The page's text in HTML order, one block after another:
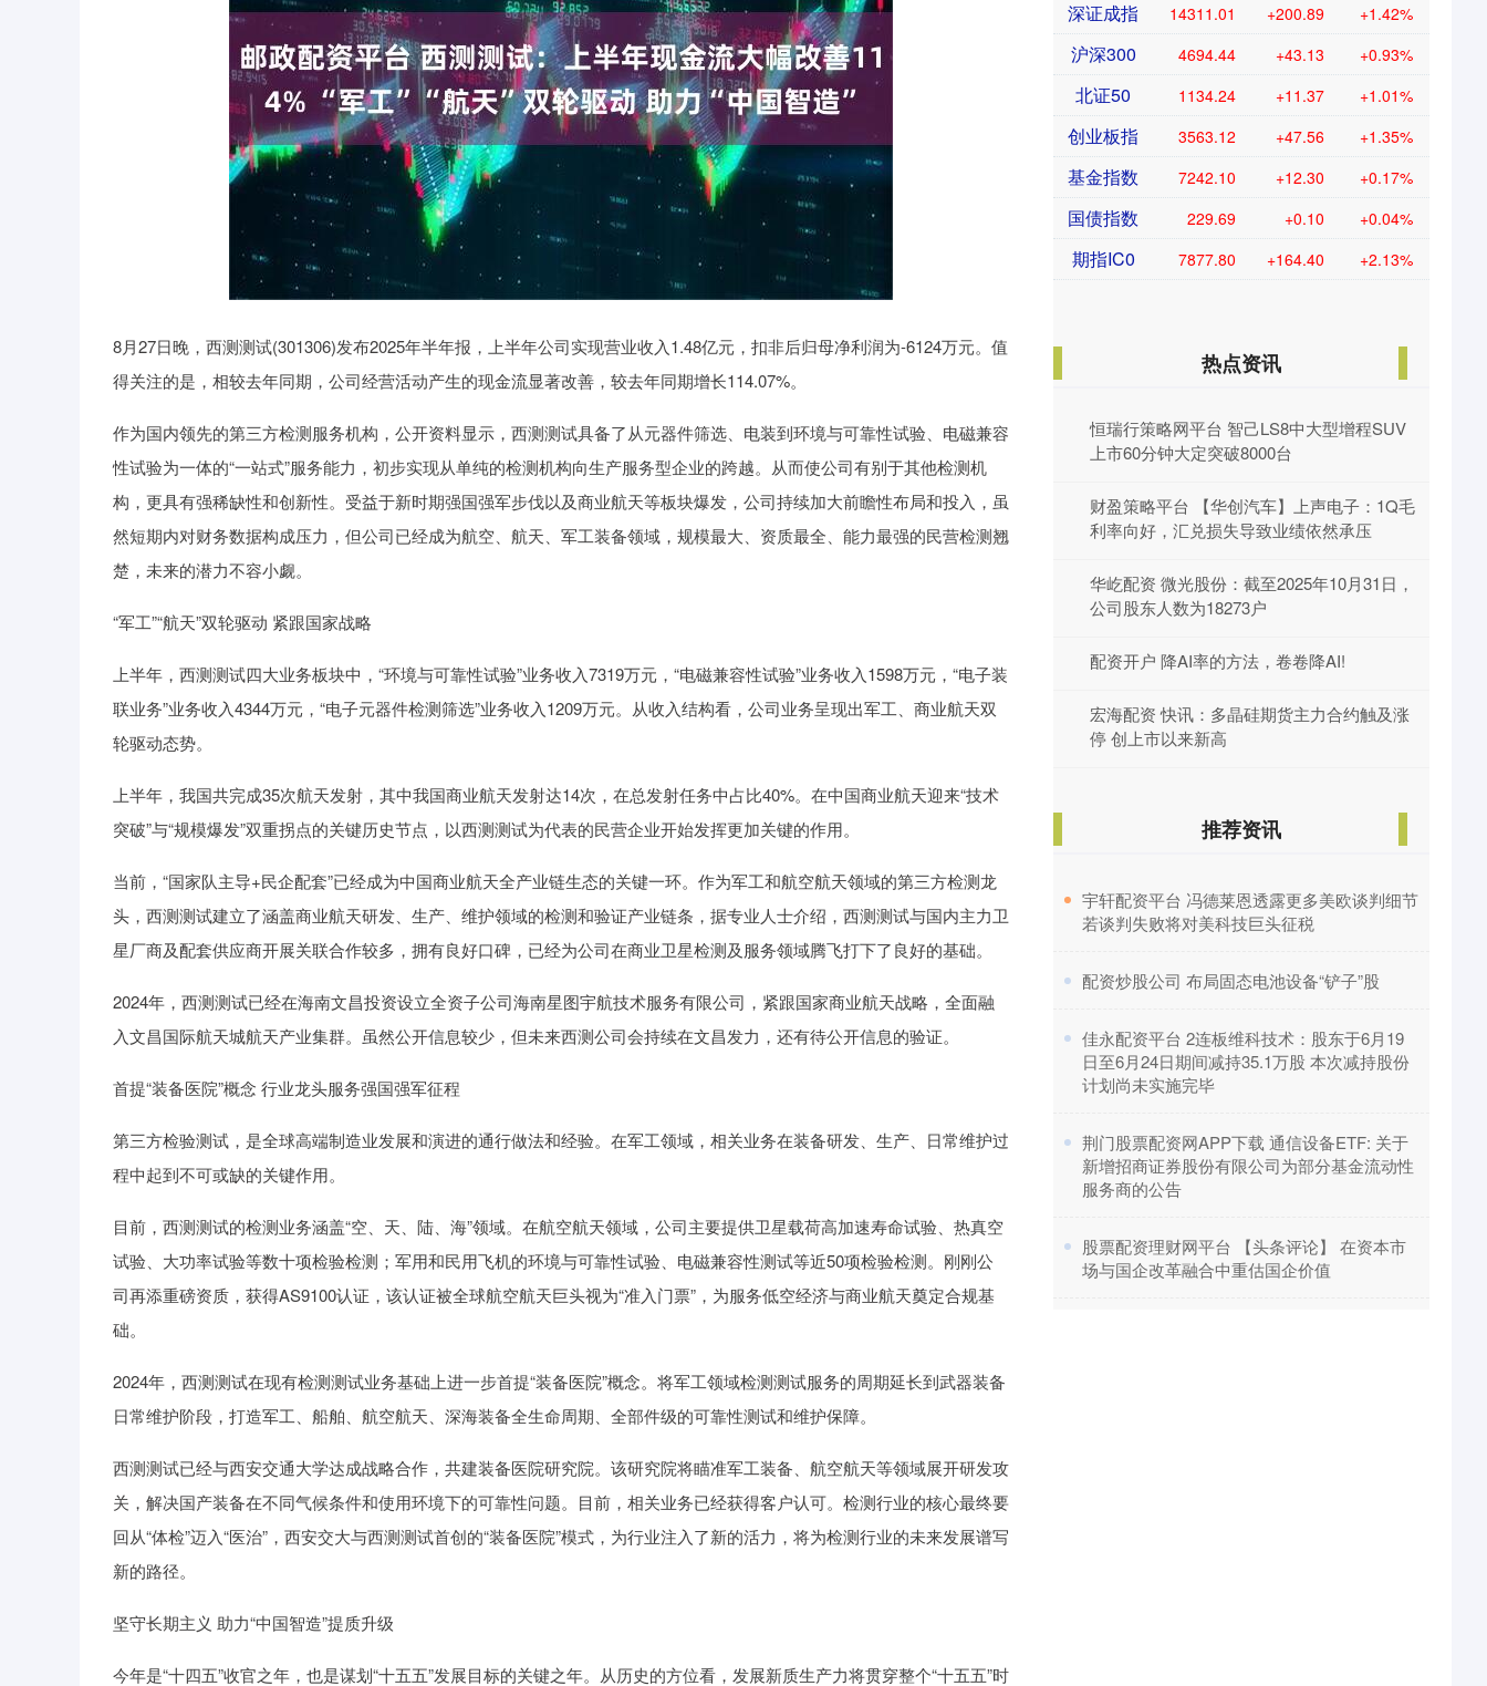
8月27日晚，西测测试(301306)发布2025年半年报，上半年公司实现营业收入1.48亿元，扣非后归母净利润为-6124万元。值
得关注的是，相较去年同期，公司经营活动产生的现金流显著改善，较去年同期增长114.07%。
作为国内领先的第三方检测服务机构，公开资料显示，西测测试具备了从元器件筛选、电装到环境与可靠性试验、电磁兼容
性试验为一体的“一站式”服务能力，初步实现从单纯的检测机构向生产服务型企业的跨越。从而使公司有别于其他检测机
构，更具有强稀缺性和创新性。受益于新时期强国强军步伐以及商业航天等板块爆发，公司持续加大前瞻性布局和投入，虽
然短期内对财务数据构成压力，但公司已经成为航空、航天、军工装备领域，规模最大、资质最全、能力最强的民营检测翘
楚，未来的潜力不容小觑。
“军工”“航天”双轮驱动 紧跟国家战略
上半年，西测测试四大业务板块中，“环境与可靠性试验”业务收入7319万元，“电磁兼容性试验”业务收入1598万元，“电子装
联业务”业务收入4344万元，“电子元器件检测筛选”业务收入1209万元。从收入结构看，公司业务呈现出军工、商业航天双
轮驱动态势。
上半年，我国共完成35次航天发射，其中我国商业航天发射达14次，在总发射任务中占比40%。在中国商业航天迎来“技术
突破”与“规模爆发”双重拐点的关键历史节点，以西测测试为代表的民营企业开始发挥更加关键的作用。
当前，“国家队主导+民企配套”已经成为中国商业航天全产业链生态的关键一环。作为军工和航空航天领域的第三方检测龙
头，西测测试建立了涵盖商业航天研发、生产、维护领域的检测和验证产业链条，据专业人士介绍，西测测试与国内主力卫
星厂商及配套供应商开展关联合作较多，拥有良好口碑，已经为公司在商业卫星检测及服务领域腾飞打下了良好的基础。
2024年，西测测试已经在海南文昌投资设立全资子公司海南星图宇航技术服务有限公司，紧跟国家商业航天战略，全面融
入文昌国际航天城航天产业集群。虽然公开信息较少，但未来西测公司会持续在文昌发力，还有待公开信息的验证。
首提“装备医院”概念 行业龙头服务强国强军征程
第三方检验测试，是全球高端制造业发展和演进的通行做法和经验。在军工领域，相关业务在装备研发、生产、日常维护过
程中起到不可或缺的关键作用。
目前，西测测试的检测业务涵盖“空、天、陆、海”领域。在航空航天领域，公司主要提供卫星载荷高加速寿命试验、热真空
试验、大功率试验等数十项检验检测；军用和民用飞机的环境与可靠性试验、电磁兼容性测试等近50项检验检测。刚刚公
司再添重磅资质，获得AS9100认证，该认证被全球航空航天巨头视为“准入门票”，为服务低空经济与商业航天奠定合规基
础。
2024年，西测测试在现有检测测试业务基础上进一步首提“装备医院”概念。将军工领域检测测试服务的周期延长到武器装备
日常维护阶段，打造军工、船舶、航空航天、深海装备全生命周期、全部件级的可靠性测试和维护保障。
西测测试已经与西安交通大学达成战略合作，共建装备医院研究院。该研究院将瞄准军工装备、航空航天等领域展开研发攻
关，解决国产装备在不同气候条件和使用环境下的可靠性问题。目前，相关业务已经获得客户认可。检测行业的核心最终要
回从“体检”迈入“医治”，西安交大与西测测试首创的“装备医院”模式，为行业注入了新的活力，将为检测行业的未来发展谱写
新的路径。
坚守长期主义 助力“中国智造”提质升级
今年是“十四五”收官之年，也是谋划“十五五”发展目标的关键之年。从历史的方位看，发展新质生产力将贯穿整个“十五五”时
深证成指 14311.01 +200.89 +1.42%
沪深300 4694.44 +43.13 +0.93%
北证50 1134.24 +11.37 +1.01%
创业板指 3563.12 +47.56 +1.35%
基金指数 7242.10 +12.30 +0.17%
国债指数 229.69 +0.10 +0.04%
期指IC0 7877.80 +164.40 +2.13%
热点资讯
恒瑞行策略网平台 智己LS8中大型增程SUV
上市60分钟大定突破8000台
财盈策略平台 【华创汽车】上声电子：1Q毛
利率向好，汇兑损失导致业绩依然承压
华屹配资 微光股份：截至2025年10月31日，
公司股东人数为18273户
配资开户 降AI率的方法，卷卷降AI!
宏海配资 快讯：多晶硅期货主力合约触及涨
停 创上市以来新高
推荐资讯
​宇轩配资平台 冯德莱恩透露更多美欧谈判细节
若谈判失败将对美科技巨头征税
​配资炒股公司 布局固态电池设备“铲子”股
​佳永配资平台 2连板维科技术：股东于6月19
日至6月24日期间减持35.1万股 本次减持股份
计划尚未实施完毕
​荆门股票配资网APP下载 通信设备ETF: 关于
新增招商证券股份有限公司为部分基金流动性
服务商的公告
​股票配资理财网平台 【头条评论】 在资本市
场与国企改革融合中重估国企价值